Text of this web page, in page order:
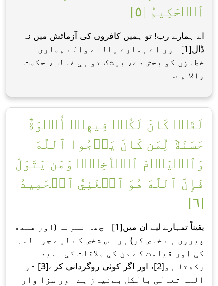
ٱلۡحَكِيمُ [٥]
اے ہمارے رب! تو ہمیں کافروں کی آزمائش میں نہ
ڈال[1] اور اے ہمارے پالنے والے ہماری
خطاؤں کو بخش دے، بیشک تو ہی غالب، حکمت
واﻻ ہے.
لَقَدۡ كَانَ لَكُمۡ فِيهِمۡ أُسۡوَةٌ
حَسَنَةٞ لِّمَن كَانَ يَرۡجُواْ ٱللَّهَ
وَٱلۡيَوۡمَ ٱلۡأٓخِرَۚ وَمَن يَتَوَلَّ
فَإِنَّ ٱللَّهَ هُوَ ٱلۡغَنِيُّ ٱلۡحَمِيدُ
[٦]
یقیناً تمہارے لیے ان میں[1] اچھا نمونہ (اور عمده
پیروی ہے خاص کر) ہر اس شخص کے لیے جو اللہ
کی اور قیامت کے دن کی ملاقات کی امید
رکھتا ہو[2]، اور اگر کوئی روگردانی کرے[3] تو
اللہ تعالیٰ بالکل بےنیاز ہے اور سزا وار